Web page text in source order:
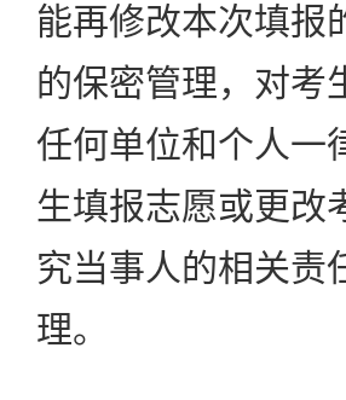
能再修改本次填报
的保密管理，对考
任何单位和个人一
生填报志愿或更改
究当事人的相关责
理。